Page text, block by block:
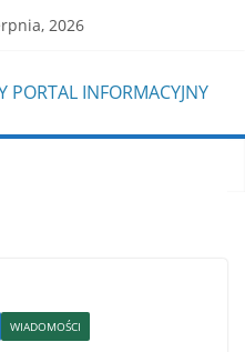
2026
WIADOMOŚCI